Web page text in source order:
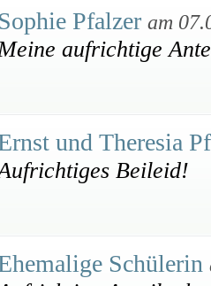
Sophie Pfalzer am
aufrichtige
und Theresia
Beileid!
Schülerin